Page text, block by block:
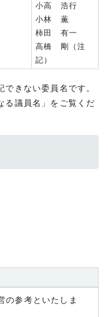
小高 浩行
小林 薫
柿田 有一
高橋 剛（注
記）
できない委員名です。
る議員名」をご覧くだ
の参考といたしま